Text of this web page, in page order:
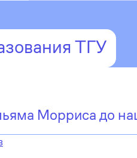
ТГУ
Морриса до